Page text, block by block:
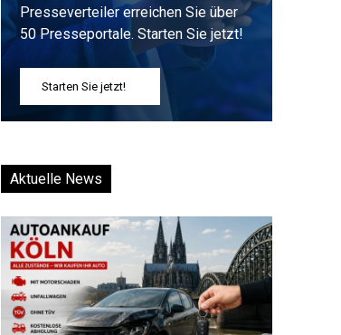
Presseverteiler erreichen Sie über
50 Presseportale. Starten Sie jetzt!
Starten Sie jetzt!
Aktuelle News